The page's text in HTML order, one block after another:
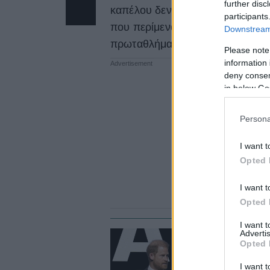
further
Please
information
deny
in below
I want
Opted
I want
Opted
I want
Opted
I want
καπέλου δεν πέρασε
που περίμεναν περισσότερη
πρωταθλήματος.